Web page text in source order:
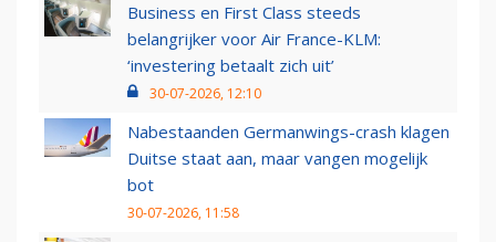
Business en First Class steeds
belangrijker voor Air France-KLM:
‘investering betaalt zich uit’
30-07-2026, 12:10
Nabestaanden Germanwings-crash klagen
Duitse staat aan, maar vangen mogelijk
bot
30-07-2026, 11:58